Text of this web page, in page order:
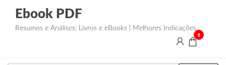
Ebook PDF
Resumos e Análises: Livros e eBooks | Melhores Indicações
0